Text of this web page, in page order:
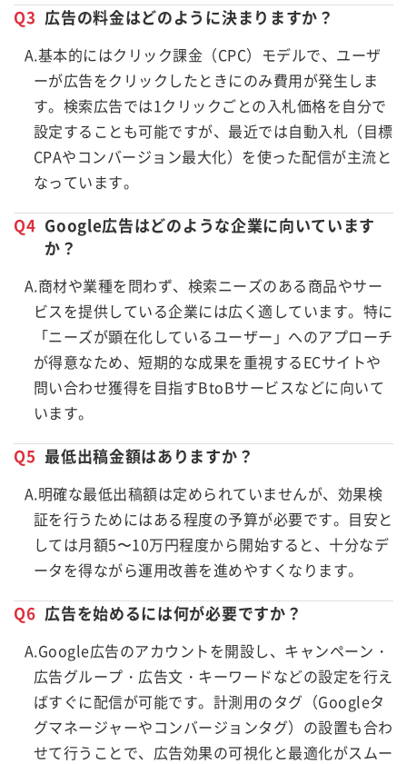
Q3 広告の料金はどのように決まりますか？
A.基本的にはクリック課金（CPC）モデルで、ユーザ
ーが広告をクリックしたときにのみ費用が発生しま
す。検索広告では1クリックごとの入札価格を自分で
設定することも可能ですが、最近では自動入札（目標
CPAやコンバージョン最大化）を使った配信が主流と
なっています。
Q4 Google広告はどのような企業に向いています
か？
A.商材や業種を問わず、検索ニーズのある商品やサー
ビスを提供している企業には広く適しています。特に
「ニーズが顕在化しているユーザー」へのアプローチ
が得意なため、短期的な成果を重視するECサイトや
問い合わせ獲得を目指すBtoBサービスなどに向いて
います。
Q5 最低出稿金額はありますか？
A.明確な最低出稿額は定められていませんが、効果検
証を行うためにはある程度の予算が必要です。目安と
しては月額5〜10万円程度から開始すると、十分なデ
ータを得ながら運用改善を進めやすくなります。
Q6 広告を始めるには何が必要ですか？
A.Google広告のアカウントを開設し、キャンペーン・
広告グループ・広告文・キーワードなどの設定を行え
ばすぐに配信が可能です。計測用のタグ（Googleタ
グマネージャーやコンバージョンタグ）の設置も合わ
せて行うことで、広告効果の可視化と最適化がスムー